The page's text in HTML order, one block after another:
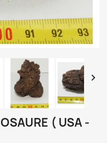

( USA -